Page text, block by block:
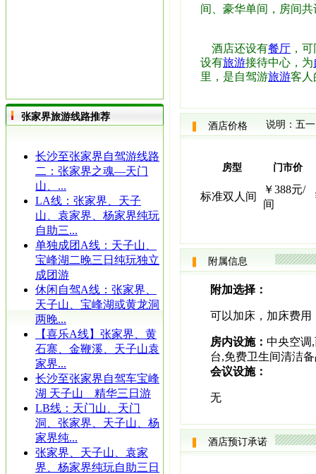
张家界旅游线路推荐
长沙至张家界自驾游线路
二：张家界之魂—天门
山、...
LA线：张家界、天子
山、袁家界、杨家界纯玩
自助三...
单独成团A线：天子山、
宝峰湖二晚三日纯玩独立
成团游
休闲自驾A线：张家界、
天子山、宝峰湖或黄龙洞
两晚...
【喜乐A线】张家界、黄
石寨、金鞭溪、天子山袁
家界...
长沙至张家界自驾车宝峰
湖 天子山 精华三日游
LB线：天门山、天门
洞、张家界、天子山、杨
家界纯...
张家界、天子山、袁家
界、杨家界纯玩自助三日
间、豪华单间，房间共
酒店还设有餐厅 ，
设有旅游接待中心，为
里，是自驾游旅游客人
酒店价格 说明：五一
房型 门市价
标准双人间
￥388元/
间
附属信息
附加选择：
可以加床，加床费用
房内设施： 中央空调
台,免费卫生间清洁
会议设施：
无
酒店预订承诺